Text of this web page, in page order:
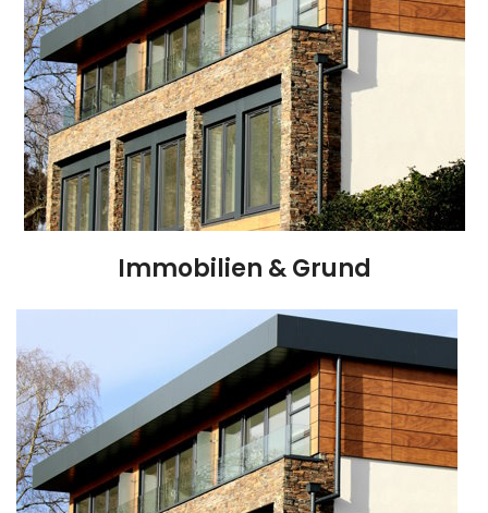
Immobilien & Grund